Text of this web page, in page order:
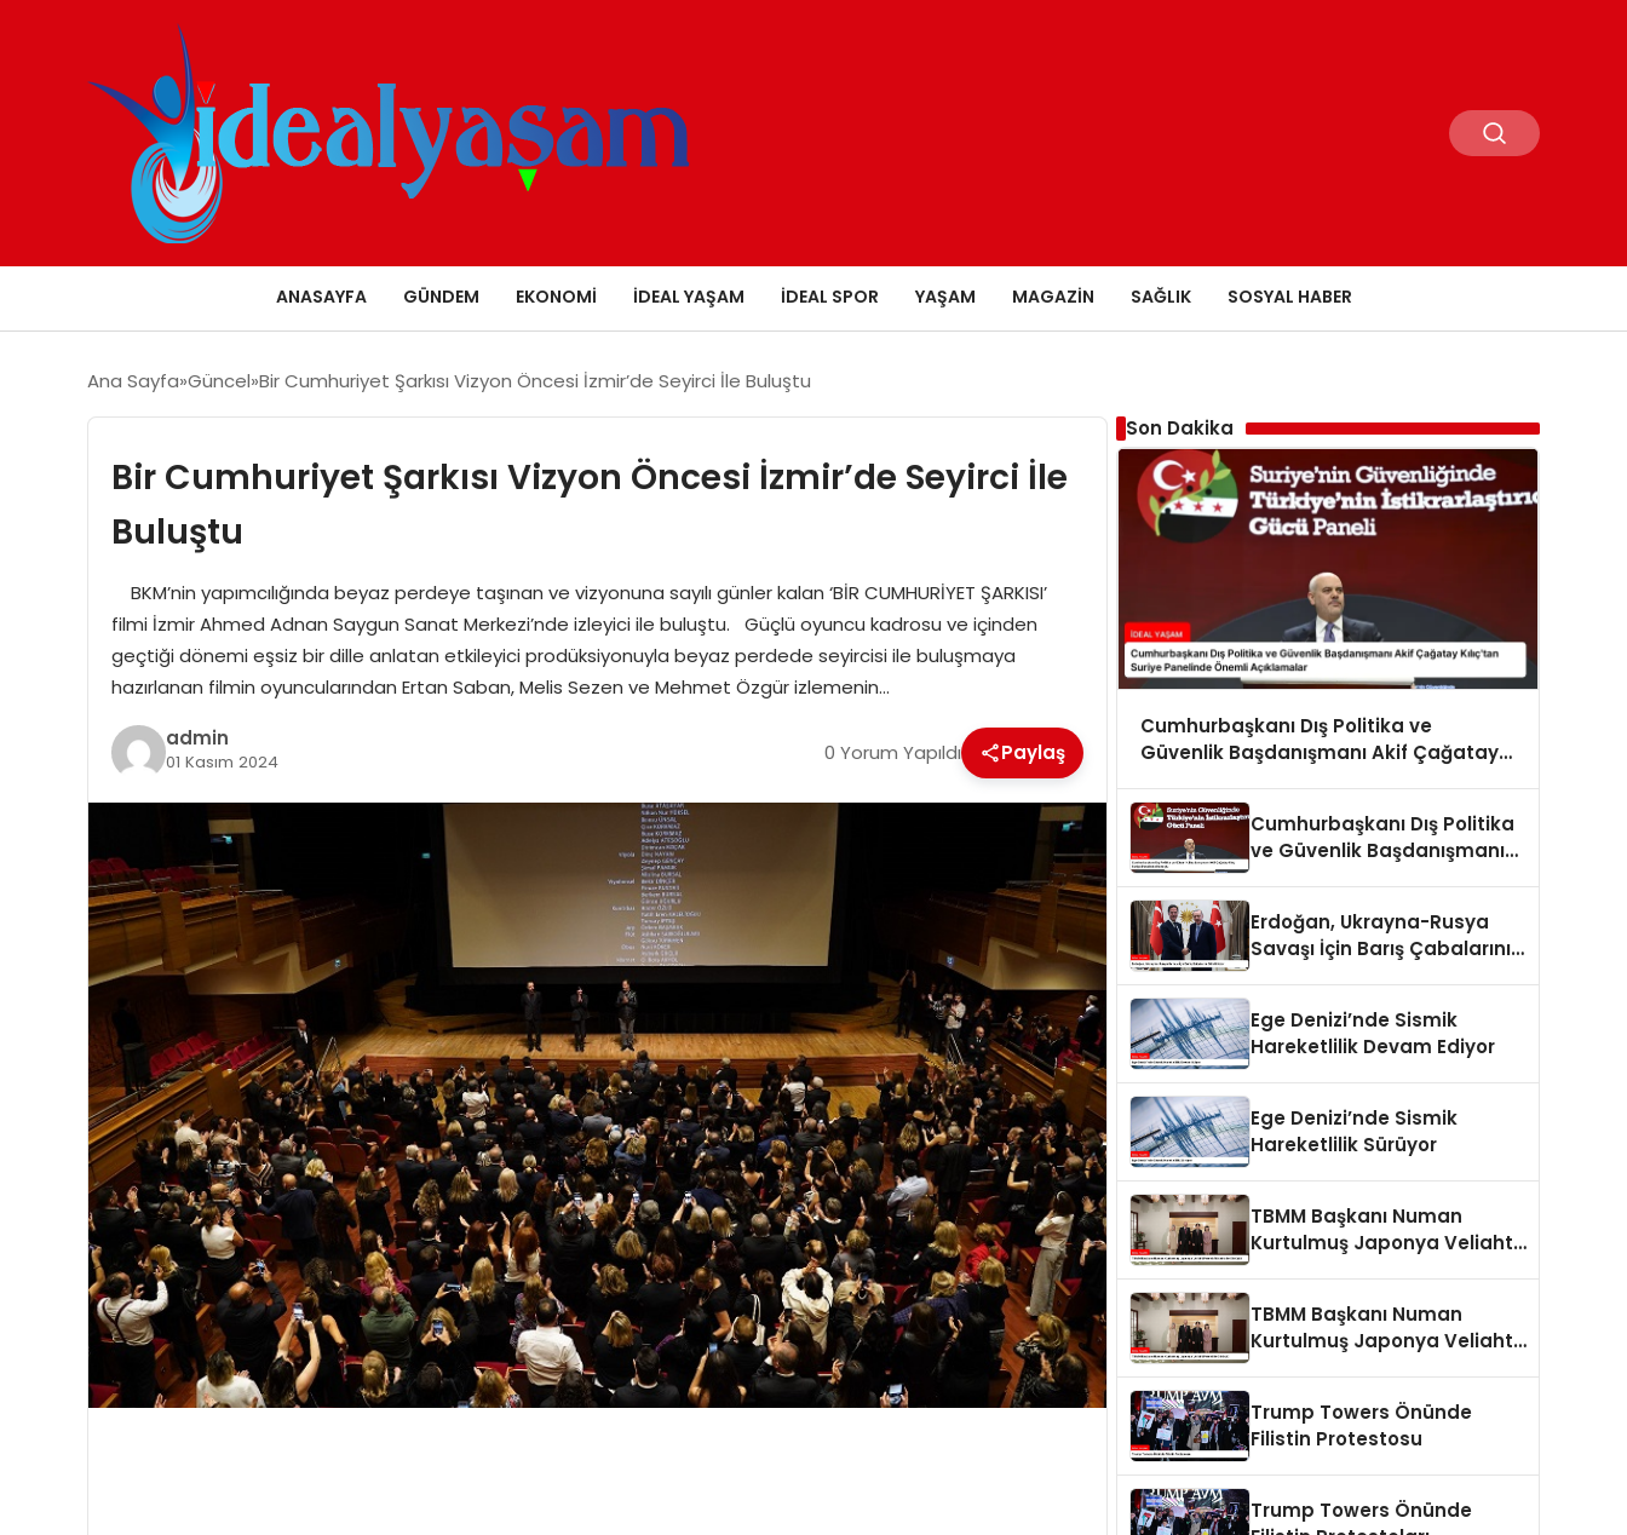
ANASAYFA GÜNDEM EKONOMI İDEAL YAŞAM İDEAL SPOR YAŞAM MAGAZIN SAĞLIK SOSYAL HABER
Ana Sayfa Güncel Bir Cumhuriyet Şarkısı Vizyon Öncesi İzmir’de Seyirci İle Buluştu
Bir Cumhuriyet Şarkısı Vizyon Öncesi İzmir’de Seyirci İle
Buluştu
BKM’nin yapımcılığında beyaz perdeye taşınan ve vizyonuna sayılı günler kalan ‘BİR CUMHURİYET ŞARKISI’
filmi İzmir Ahmed Adnan Saygun Sanat Merkezi’nde izleyici ile buluştu. Güçlü oyuncu kadrosu ve içinden
geçtiği dönemi eşsiz bir dille anlatan etkileyici prodüksiyonuyla beyaz perdede seyircisi ile buluşmaya
hazırlanan filmin oyuncularından Ertan Saban, Melis Sezen ve Mehmet Özgür izlemenin…
admin
01 Kasım 2024 0 Yorum Yapıldı Paylaş
Son Dakika
Cumhurbaşkanı Dış Politika ve
Güvenlik Başdanışmanı Akif Çağatay
Açıklamalar
Cumhurbaşkanı Dış Politika
ve Güvenlik Başdanışmanı
Erdoğan, Ukrayna-Rusya
Savaşı İçin Barış Çabalarını
Ege Denizi’nde Sismik
Hareketlilik Devam Ediyor
Ege Denizi’nde Sismik
Hareketlilik Sürüyor
TBMM Başkanı Numan
Kurtulmuş Japonya Veliaht
TBMM Başkanı Numan
Kurtulmuş Japonya Veliaht
Trump Towers Önünde
Filistin Protestosu
Trump Towers Önünde